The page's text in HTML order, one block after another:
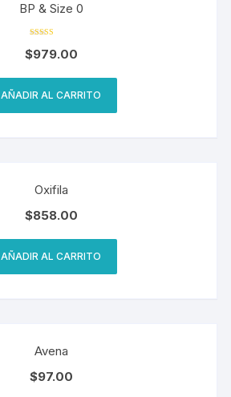
BP & Size 0
4.50
de 5
$979.00
AÑADIR AL CARRITO
Oxifila
$858.00
AÑADIR AL CARRITO
Avena
$97.00